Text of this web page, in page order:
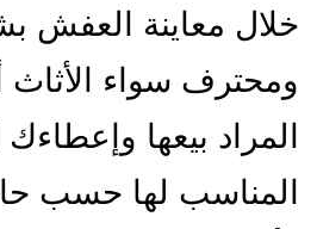
خلال معاينة العفش
ومحترف سواء الأثاث
المراد بيعها وإعطاءك
المناسب لها حسب